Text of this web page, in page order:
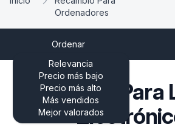
Ordenadores
Ordenar
Relevancia
Precio más bajo
Precio más alto
Más vendidos
Mejor valorados
Fundas Para